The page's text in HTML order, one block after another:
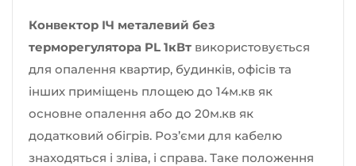
Конвектор ІЧ металевий без
терморегулятора PL 1кВт використовується
для опалення квартир, будинків, офісів та
інших приміщень площею до 14м.кв як
основне опалення або до 20м.кв як
додатковий обігрів. Роз’єми для кабелю
знаходяться і зліва, і справа. Таке положення